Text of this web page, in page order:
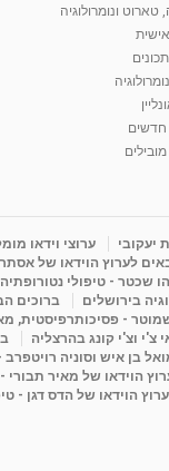
טארוט ונומרולוגיה
חדשים
יעקובי ערוצי וידאו
לערוץ הוידאו של
שכטר - טיפולי
בירושלים
ברוכים
- פסיכותרפיסטית,
צ'י וצ'י קונג בהרצליה
בן איש וסוניה
הוידאו של מאיר תבורי
הוידאו של הדס דגן -